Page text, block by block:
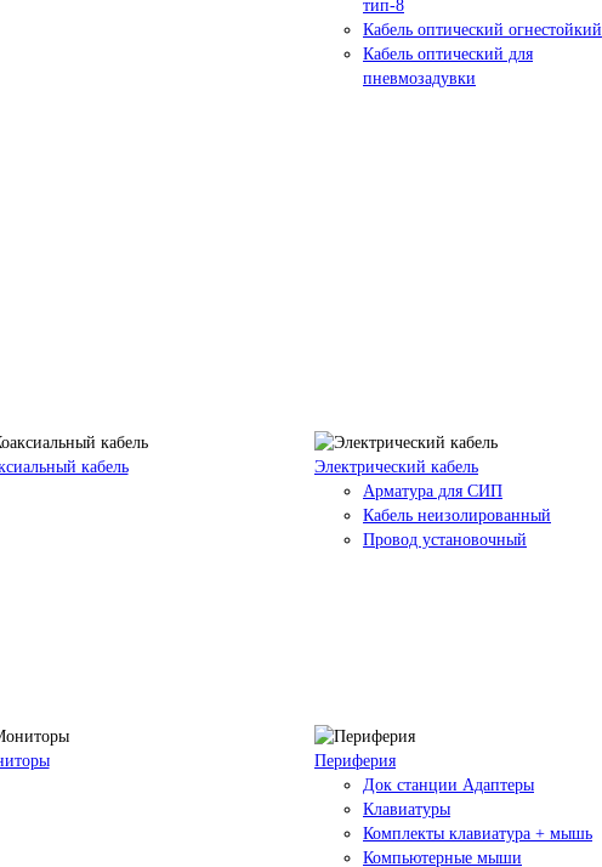
тип-8
Кабель оптический огнестойкий
Кабель оптический для
пневмозадувки
кабель
Электрический кабель
Арматура для СИП
Кабель неизолированный
Провод установочный
Периферия
Док станции Адаптеры
Клавиатуры
Комплекты клавиатура + мышь
Компьютерные мыши